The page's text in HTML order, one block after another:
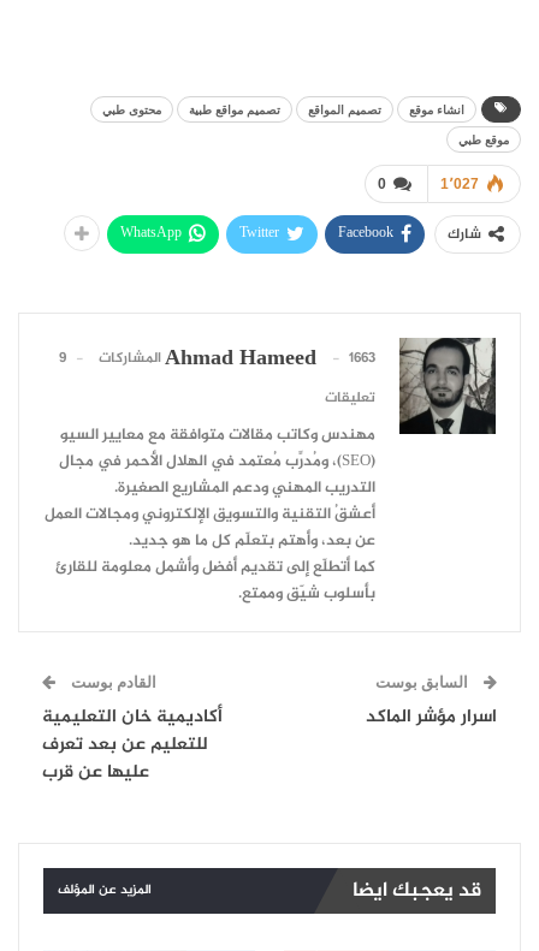
انشاء موقع تصميم المواقع تصميم مواقع طبية
محتوى طبي
موقع طبي
0 1٬027
شارك Facebook
Twitter
WhatsApp
Ahmad Hameed 1663 المشاركات
9
تعليقات
مهندس وكاتب مقالات متوافقة مع معايير السيو
(SEO)، ومُدرِّب مُعتمد في الهلال الأحمر في مجال
التدريب المهني ودعم المشاريع الصغيرة.
أعشقُ التقنية والتسويق الإلكتروني ومجالات العمل
عن بعد، وأهتم بتعلّم كل ما هو جديد.
كما أتطلّع إلى تقديم أفضل وأشمل معلومة للقارئ
بأسلوب شيّق وممتع.
السابق بوست
اسرار مؤشر الماكد
القادم بوست
أكاديمية خان التعليمية
للتعليم عن بعد تعرف
عليها عن قرب
قد يعجبك ايضا المزيد عن المؤلف